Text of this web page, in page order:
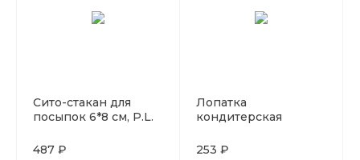
Сито-стакан для
посыпок 6*8 см, P.L.
487 ₽
Лопатка
кондитерская
см,красная P.L. Proff
253 ₽